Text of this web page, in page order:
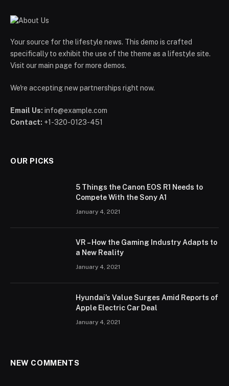
Your source for the lifestyle news. This demo is crafted
specifically to exhibit the use of the theme as a lifestyle site.
Visit our main page for more demos.
We're accepting new partnerships right now.
Email Us: info@example.com
Contact: +1-320-0123-451
OUR PICKS
5 Things the Canon EOS R1 Needs to
Compete With the Sony A1
January 4, 2021
VR – How the Gaming Industry Adapts to
a New Reality
January 4, 2021
Hyundai’s Value Surges Amid Reports of
Apple Electric Car Deal
January 4, 2021
NEW COMMENTS